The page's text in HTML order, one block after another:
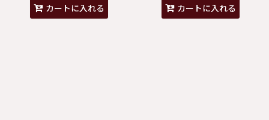
カートに入れる カートに入れる